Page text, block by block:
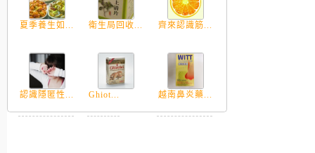
夏季養生如... 衛生局回收... 齊來認識筋...
認識隱匿性... Ghiot... 越南鼻炎藥...